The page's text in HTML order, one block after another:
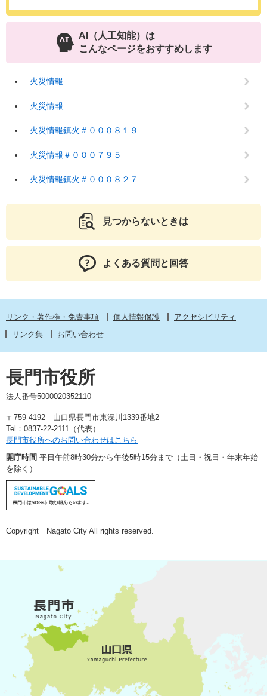
AI（人工知能）は
こんなページをおすすめします
火災情報
火災情報
火災情報鎮火＃０００８１９
火災情報＃０００７９５
火災情報鎮火＃０００８２７
見つからないときは
よくある質問と回答
リンク・著作権・免責事項 個人情報保護
アクセシビリティ
リンク集
お問い合わせ
長門市役所
法人番号5000020352110
〒759-4192 山口県長門市東深川1339番地2
Tel：0837-22-2111（代表）
長門市役所へのお問い合わせはこちら
開庁時間 平日午前8時30分から午後5時15分まで（土日・祝日・年末年始
を除く）
Copyright Nagato City All rights reserved.